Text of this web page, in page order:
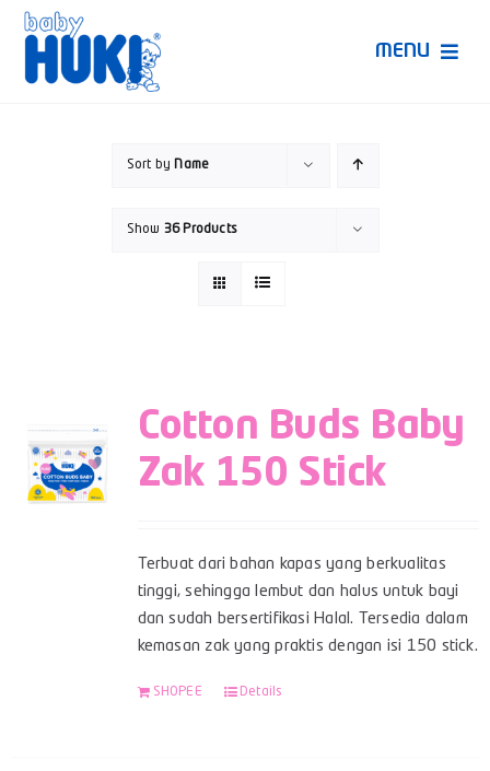
Skip
content
MENU
Sort by Name
Show 36 Products
Cotton Buds Baby
Zak 150 Stick
Terbuat dari bahan kapas yang berkualitas
tinggi, sehingga lembut dan halus untuk bayi
dan sudah bersertifikasi Halal. Tersedia dalam
kemasan zak yang praktis dengan isi 150 stick.
SHOPEE Details